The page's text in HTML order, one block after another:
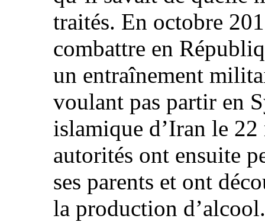
traités. En octobre
combattre en
un entraînement
voulant pas partir en
islamique d’Iran le
autorités ont ensuite
ses parents et ont
la production d’alcool.